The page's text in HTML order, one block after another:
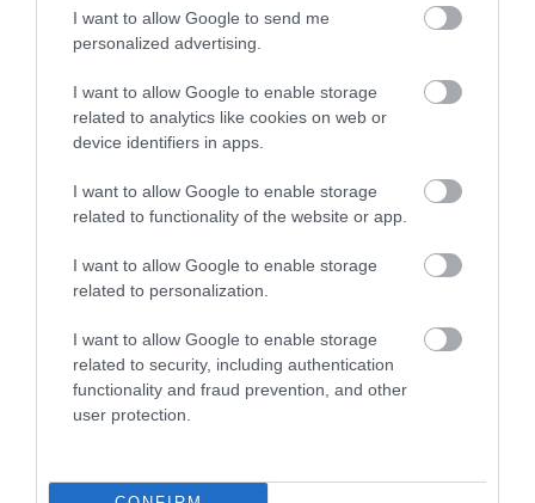
I want to allow Google to send me
personalized advertising.
I want to allow Google to enable storage
related to analytics like cookies on web or
device identifiers in apps.
I want to allow Google to enable storage
related to functionality of the website or app.
I want to allow Google to enable storage
related to personalization.
I want to allow Google to enable storage
related to security, including authentication
functionality and fraud prevention, and other
user protection.
TELJES SZAKÍTÁS JÖN A...
2026. augusztus 08 Mindenki ügye
TATA ELBŰVÖLŐ LÁTVÁNYOSSÁGAI,
AMIKÉRT ÉRDEMES MEGNÉZNI
TÖBB MINT EGY HÓNAP IS LEHET, MIRE
TELJESEN ÚJRAINDUL A P...
Mindenki ügye